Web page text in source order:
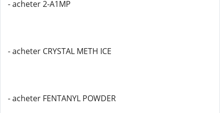
- acheter 2-A1MP
- acheter CRYSTAL METH ICE
- acheter FENTANYL POWDER